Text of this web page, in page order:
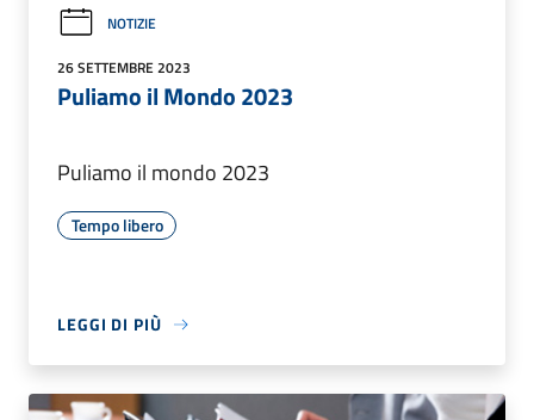
NOTIZIE
26 SETTEMBRE 2023
Puliamo il Mondo 2023
Puliamo il mondo 2023
Tempo libero
LEGGI DI PIÙ